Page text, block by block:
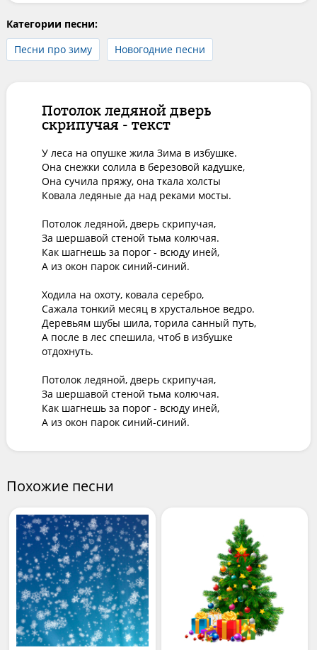
Категории песни:
Песни про зиму
Новогодние песни
Потолок ледяной дверь
скрипучая - текст
У леса на опушке жила Зима в избушке.
Она снежки солила в березовой кадушке,
Она сучила пряжу, она ткала холсты
Ковала ледяные да над реками мосты.
Потолок ледяной, дверь скрипучая,
За шершавой стеной тьма колючая.
Как шагнешь за порог - всюду иней,
А из окон парок синий-синий.
Ходила на охоту, ковала серебро,
Сажала тонкий месяц в хрустальное ведро.
Деревьям шубы шила, торила санный путь,
А после в лес спешила, чтоб в избушке
отдохнуть.
Потолок ледяной, дверь скрипучая,
За шершавой стеной тьма колючая.
Как шагнешь за порог - всюду иней,
А из окон парок синий-синий.
Похожие песни